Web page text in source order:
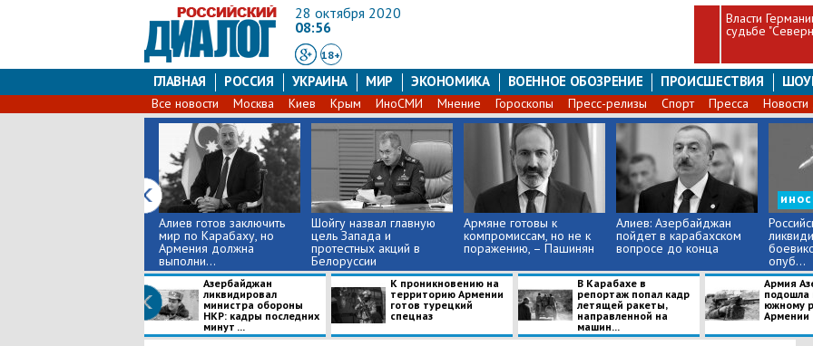
28 октября 2020
08:56
18+
Власти
судьбе
ГЛАВНАЯ РОССИЯ УКРАИНА МИР ЭКОНОМИКА ВОЕННОЕ ОБОЗРЕНИЕ ПРОИСШЕСТВИЯ
Все новости Москва Киев Крым ИноСМИ Мнение Гороскопы Пресс-релизы Спорт Пресса Новости
​Алиев готов заключить
мир по Карабаху, но
Армения должна
выполни...
​Шойгу назвал главную
цель Запада и
протестных акций в
Белоруссии
Армяне готовы к
компромиссам, но не к
поражению, – Пашинян
​Алиев: Азербайджан
пойдет в карабахском
вопросе до конца
опуб...
​Азербайджан
ликвидировал
министра обороны
НКР: кадры последних
минут ...
К проникновению на
территорию Армении
готов турецкий
спецназ
В Карабахе в
репортаж попал кадр
летящей ракеты,
направленной на
машин...
Армия
подошла
южному
Армении